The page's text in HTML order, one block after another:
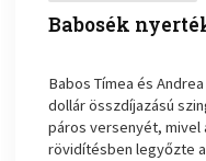
Babosék
Babos Tímea és
dollár összdíjazású
páros versenyét, mivel
rövidítésben legyőzte a